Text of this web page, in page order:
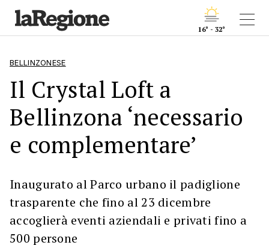
16° - 32°
BELLINZONESE
Il Crystal Loft a
Bellinzona ‘necessario
e complementare’
Inaugurato al Parco urbano il padiglione
trasparente che fino al 23 dicembre
accoglierà eventi aziendali e privati fino a
500 persone